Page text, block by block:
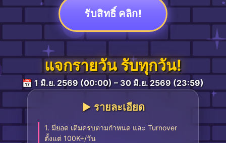
รับสิทธิ์ คลิก!
แจกรายวัน รับทุกวัน!
📅 1 มิ.ย. 2569 (00:00) – 30 มิ.ย. 2569 (23:59)
▶︎ รายละเอียด
1. มียอด เติมครบตามกำหนด และ Turnover
ตั้งแต่ 100K+/วัน